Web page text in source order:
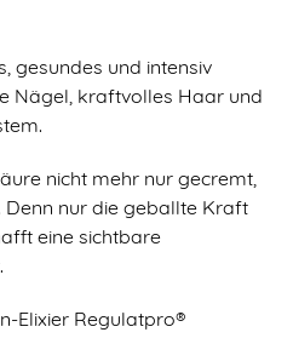
gesundes und intensiv
Nägel, kraftvolles Haar und
nicht mehr nur gecremt,
nur die geballte Kraft
eine sichtbare
Elixier Regulatpro®